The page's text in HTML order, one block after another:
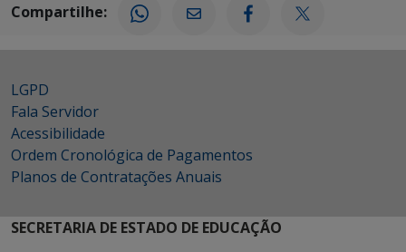
Compartilhe:
LGPD
Fala Servidor
Acessibilidade
Ordem Cronológica de Pagamentos
Planos de Contratações Anuais
SECRETARIA DE ESTADO DE EDUCAÇÃO